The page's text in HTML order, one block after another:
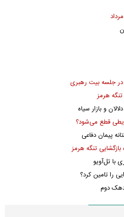
در جلسه بیت رهبری
هرمز
و بازار سیاه
قطع می‌شود؟
پیمان دفاعی
تنگه هرمز
با تل‌آویو
را تامین کرد؟
دهک دوم